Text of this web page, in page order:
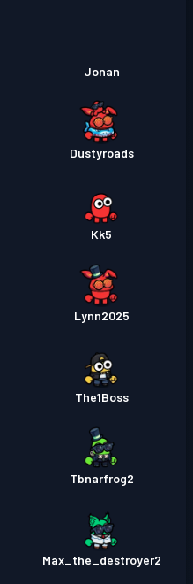
Jonan
Dustyroads
Kk5
Lynn2025
The1Boss
Tbnarfrog2
Max_the_destroyer2